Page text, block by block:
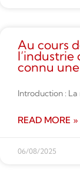
Au cours
l’industrie
connu
Introduction :
READ MORE »
06/08/2025